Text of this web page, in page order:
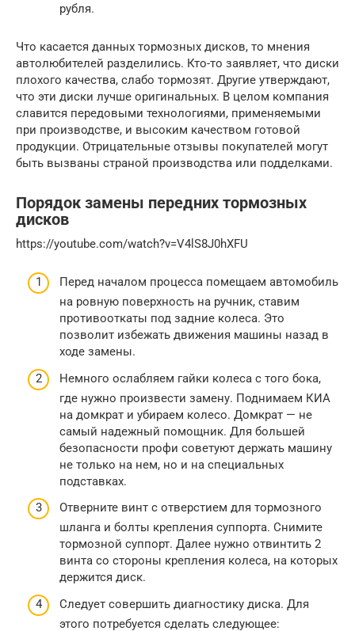
рубля.
Что касается данных тормозных дисков, то мнения
автолюбителей разделились. Кто-то заявляет, что диски
плохого качества, слабо тормозят. Другие утверждают,
что эти диски лучше оригинальных. В целом компания
славится передовыми технологиями, применяемыми
при производстве, и высоким качеством готовой
продукции. Отрицательные отзывы покупателей могут
быть вызваны страной производства или подделками.
Порядок замены передних тормозных
дисков
https://youtube.com/watch?v=V4lS8J0hXFU
Перед началом процесса помещаем автомобиль
на ровную поверхность на ручник, ставим
противооткаты под задние колеса. Это
позволит избежать движения машины назад в
ходе замены.
Немного ослабляем гайки колеса с того бока,
где нужно произвести замену. Поднимаем КИА
на домкрат и убираем колесо. Домкрат — не
самый надежный помощник. Для большей
безопасности профи советуют держать машину
не только на нем, но и на специальных
подставках.
Отверните винт с отверстием для тормозного
шланга и болты крепления суппорта. Снимите
тормозной суппорт. Далее нужно отвинтить 2
винта со стороны крепления колеса, на которых
держится диск.
Следует совершить диагностику диска. Для
этого потребуется сделать следующее: